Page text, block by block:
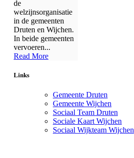
de
welzijnsorganisatie
in de gemeenten
Druten en Wijchen.
In beide gemeenten
vervoeren...
Read More
Links
Gemeente Druten
Gemeente Wijchen
Sociaal Team Druten
Sociale Kaart Wijchen
Sociaal Wijkteam Wijchen